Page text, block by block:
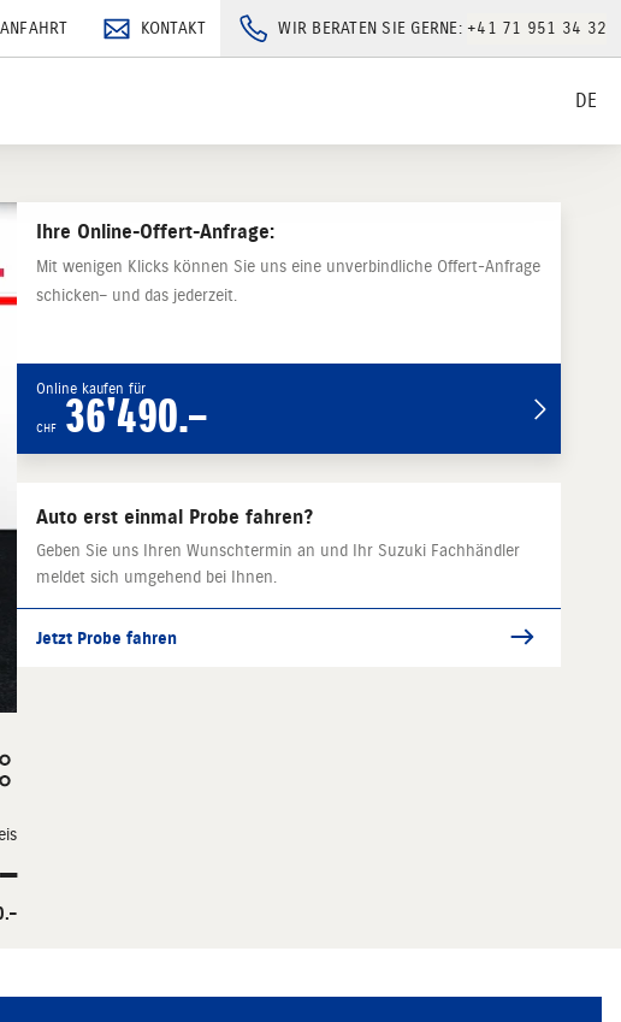
ANFAHRT KONTAKT WIR BERATEN SIE GERNE: +41 71 951 34 32
DE
Ihre Online-Offert-Anfrage:
Mit wenigen Klicks können Sie uns eine unverbindliche Offert-Anfrage
schicken– und das jederzeit.
Online kaufen für
CHF 36'490.–
Auto erst einmal Probe fahren?
Geben Sie uns Ihren Wunschtermin an und Ihr Suzuki Fachhändler
meldet sich umgehend bei Ihnen.
Jetzt Probe fahren